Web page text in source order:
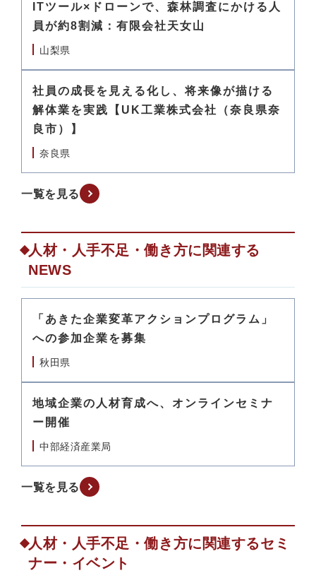
ITツール×ドローンで、森林調査にかける人
員が約8割減：有限会社天女山
山梨県
社員の成長を見える化し、将来像が描ける
解体業を実践【UK工業株式会社（奈良県奈
良市）】
奈良県
一覧を見る
人材・人手不足・働き方に関連する
NEWS
「あきた企業変革アクションプログラム」
への参加企業を募集
秋田県
地域企業の人材育成へ、オンラインセミナ
ー開催
中部経済産業局
一覧を見る
人材・人手不足・働き方に関連するセミ
ナー・イベント